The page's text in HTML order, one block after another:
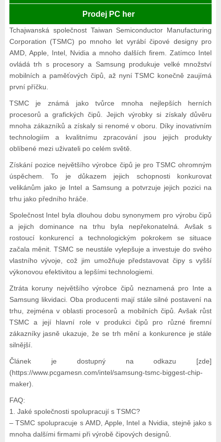
Prodej PC her
Tchajwanská společnost Taiwan Semiconductor Manufacturing
Corporation (TSMC) po mnoho let vyrábí čipové designy pro
AMD, Apple, Intel, Nvidia a mnoho dalších firem. Zatímco Intel
ovládá trh s procesory a Samsung produkuje velké množství
mobilních a paměťových čipů, až nyní TSMC konečně zaujímá
první příčku.
TSMC je známá jako tvůrce mnoha nejlepších herních
procesorů a grafických čipů. Jejich výrobky si získaly důvěru
mnoha zákazníků a získaly si renomé v oboru. Díky inovativním
technologiím a kvalitnímu zpracování jsou jejich produkty
oblíbené mezi uživateli po celém světě.
Získání pozice největšího výrobce čipů je pro TSMC ohromným
úspěchem. To je důkazem jejich schopnosti konkurovat
velikánům jako je Intel a Samsung a potvrzuje jejich pozici na
trhu jako předního hráče.
Společnost Intel byla dlouhou dobu synonymem pro výrobu čipů
a jejich dominance na trhu byla nepřekonatelná. Avšak s
rostoucí konkurencí a technologickým pokrokem se situace
začala měnit. TSMC se neustále vylepšuje a investuje do svého
vlastního vývoje, což jim umožňuje představovat čipy s vyšší
výkonovou efektivitou a lepšími technologiemi.
Ztráta koruny největšího výrobce čipů neznamená pro Inte a
Samsung likvidaci. Oba producenti mají stále silné postavení na
trhu, zejména v oblasti procesorů a mobilních čipů. Avšak růst
TSMC a její hlavní role v produkci čipů pro různé firemní
zákazníky jasně ukazuje, že se trh mění a konkurence je stále
silnější.
Článek je dostupný na odkazu [zde]
(https://www.pcgamesn.com/intel/samsung-tsmc-biggest-chip-
maker).
FAQ:
1. Jaké společnosti spolupracují s TSMC?
– TSMC spolupracuje s AMD, Apple, Intel a Nvidia, stejně jako s
mnoha dalšími firmami při výrobě čipových designů.